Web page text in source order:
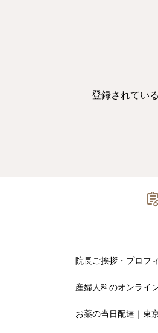
登録されてい
院長ご挨拶・プロフ
産婦人科のオンライ
お薬の当日配達｜東